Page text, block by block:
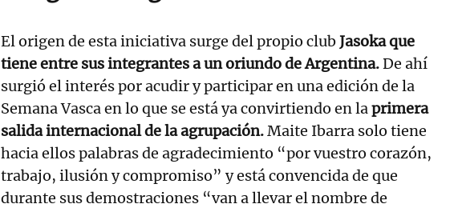
El origen de esta iniciativa surge del propio clubJasoka que
tiene entre sus integrantes a un oriundo de Argentina.De ahí
surgió el interés por acudir y participar en una edición de la
Semana Vasca en lo que se está ya convirtiendo en laprimera
salida internacional de la agrupación.Maite Ibarra solo tiene
hacia ellos palabras de agradecimiento “por vuestro corazón,
trabajo, ilusión y compromiso” y está convencida de que
durante sus demostraciones “van a llevar el nombre de